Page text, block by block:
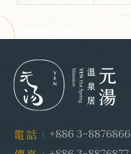
電話
+886 3-8876866